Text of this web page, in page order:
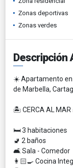
Zonas deportivas
Zonas verdes
Descripción
☀️ Apartamento en
de Marbella,
🏝️ CERCA AL
🛏 3 habitaciones
🚽 2 baños
🛋 Sala - Comedor
👩🏻‍🍳 Cocina